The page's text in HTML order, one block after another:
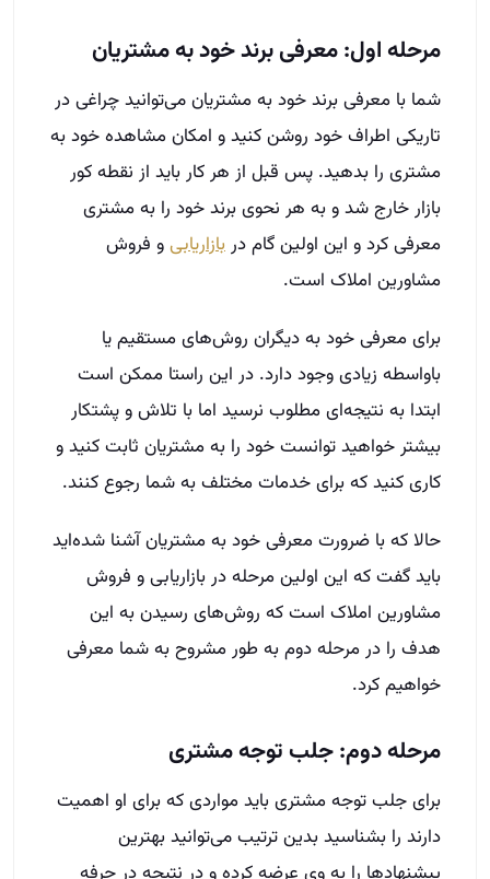
مرحله اول: معرفی برند خود به مشتریان
شما با معرفی برند خود به مشتریان می‌توانید چراغی در
تاریکی اطراف خود روشن کنید و امکان مشاهده خود به
مشتری را بدهید. پس قبل از هر کار باید از نقطه کور
بازار خارج شد و به هر نحوی برند خود را به مشتری
معرفی کرد و این اولین گام در بازاریابیو فروش
مشاورین املاک است.
برای معرفی خود به دیگران روش‌های مستقیم یا
باواسطه زیادی وجود دارد. در این راستا ممکن است
ابتدا به نتیجه‌ای مطلوب نرسید اما با تلاش و پشتکار
بیشتر خواهید توانست خود را به مشتریان ثابت کنید و
کاری کنید که برای خدمات مختلف به شما رجوع کنند.
حالا که با ضرورت معرفی خود به مشتریان آشنا شده‌اید
باید گفت که این اولین مرحله در بازاریابی و فروش
مشاورین املاک است که روش‌های رسیدن به این
هدف را در مرحله دوم به طور مشروح به شما معرفی
خواهیم کرد.
مرحله دوم: جلب توجه مشتری
برای جلب توجه مشتری باید مواردی که برای او اهمیت
دارند را بشناسید بدین ترتیب می‌توانید بهترین